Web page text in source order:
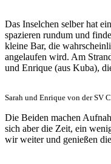
Das Inselchen selber hat
spazieren rundum und
kleine Bar, die
angelaufen wird. Am
und Enrique (aus Kuba),
Sarah und Enrique von der SV
Die Beiden machen
sich aber die Zeit, ein
wir weiter und genießen